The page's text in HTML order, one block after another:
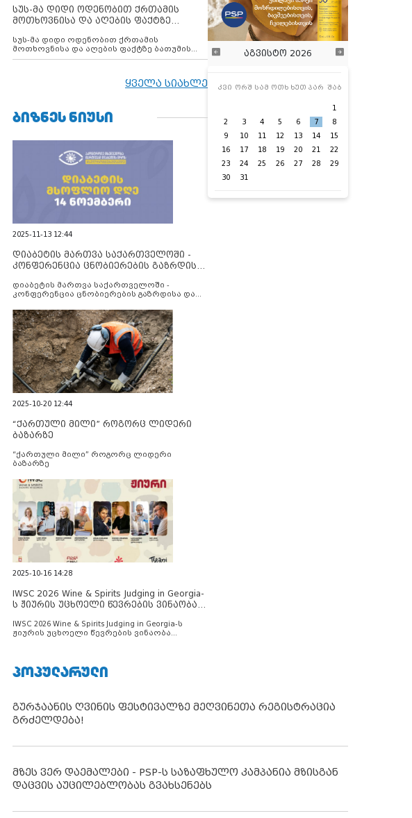
სუს-მა დიდი ოდენობით ქრთამის
მოთხოვნისა და აღების ფაქტზე
დააკავა
სუს-მა დიდი ოდენობით ქრთამის
მოთხოვნისა და აღების ფაქტზე ბათუმის
მერიის თანამშრომელი დააკავა
ყველა სიახლე
ᲑᲘᲖᲜᲔᲡ ᲜᲘᲣᲡᲘ
2025-11-13 12:44
დიაბეტის მართვა საქართველოში -
კონფერენცია ცნობიერების გაზრდისა
დიაბეტის მართვა საქართველოში -
კონფერენცია ცნობიერების გაზრდისა და
2025-10-20 12:44
“ქართული მილი” როგორც ლიდერი
ბაზარზე
“ქართული მილი” როგორც ლიდერი
ბაზარზე
2025-10-16 14:28
IWSC 2026 Wine & Spirits Judging in Georgia-
ს ჟიურის უცხოელი წევრების ვინაობა
IWSC 2026 Wine & Spirits Judging in Georgia-ს
ჟიურის უცხოელი წევრების ვინაობა
აგვისტო 2026
კვი ორშ სამ ოთხ ხუთ პარ შაბ
1
2
3 4 5 6 7
8
9
10 11 12 13 14
15
16
17 18 19 20 21
22
23
24 25 26 27 28
29
30
31
ᲞᲝᲞᲣᲚᲐᲠᲣᲚᲘ
გურჯაანის ღვინის ფესტივალზე მეღვინეთა რეგისტრაცია
გრძელდება!
მზეს ვერ დაემალები - PSP-ს საზაფხულო კამპანია მზისგან
დაცვის აუცილებლობას გვახსენებს